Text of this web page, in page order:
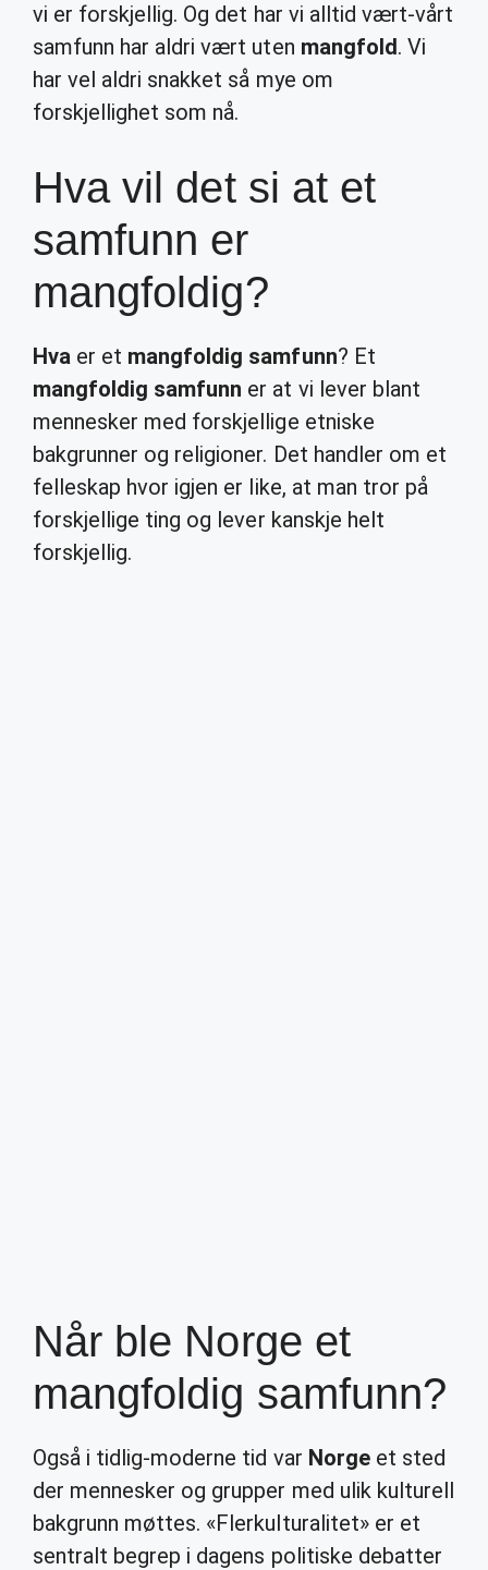
vi er forskjellig. Og det har vi alltid vært-vårt
samfunn har aldri vært uten mangfold. Vi
har vel aldri snakket så mye om
forskjellighet som nå.
Hva vil det si at et
samfunn er
mangfoldig?
Hva er et mangfoldig samfunn? Et
mangfoldig samfunn er at vi lever blant
mennesker med forskjellige etniske
bakgrunner og religioner. Det handler om et
felleskap hvor igjen er like, at man tror på
forskjellige ting og lever kanskje helt
forskjellig.
Når ble Norge et
mangfoldig samfunn?
Også i tidlig-moderne tid var Norgeet sted
der mennesker og grupper med ulik kulturell
bakgrunn møttes. «Flerkulturalitet» er et
sentralt begrep i dagens politiske debatter